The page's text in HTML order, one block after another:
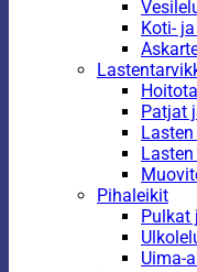
Koti-
Patjat
Pihaleikit
Pulkat
Uima-